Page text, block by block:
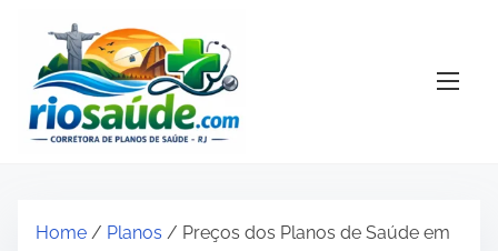
Home / Planos / Preços dos Planos de Saúde em